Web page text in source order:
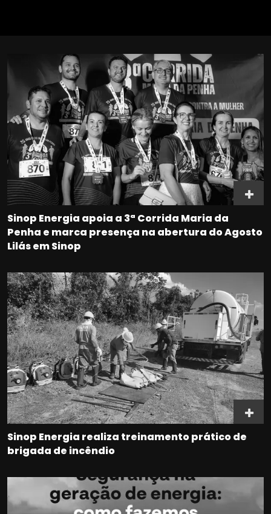
Sinop Energia apoia a 3ª Corrida Maria da
Penha e marca presença na abertura do Agosto
Lilás em Sinop
Sinop Energia realiza treinamento prático de
brigada de incêndio